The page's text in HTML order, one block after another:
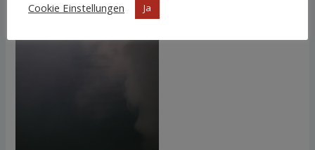
Cookie Einstellungen
Ja